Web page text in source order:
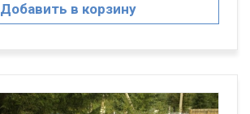
Добавить в корзину